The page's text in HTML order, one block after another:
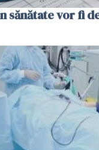
sănătate vor fi